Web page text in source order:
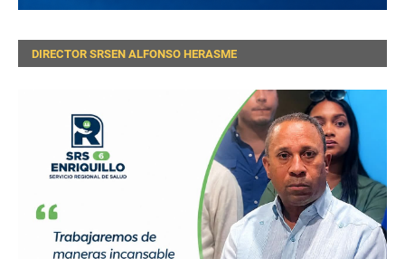
DIRECTOR SRSEN ALFONSO HERASME